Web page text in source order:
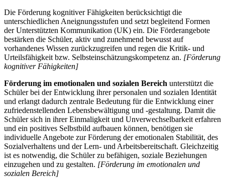
Die Förderung kognitiver Fähigkeiten berücksichtigt die
unterschiedlichen Aneignungsstufen und setzt begleitend Formen
der Unterstützten Kommunikation (UK) ein. Die Förderangebote
bestärken die Schüler, aktiv und zunehmend bewusst auf
vorhandenes Wissen zurückzugreifen und regen die Kritik- und
Urteilsfähigkeit bzw. Selbsteinschätzungskompetenz an. [Förderung
kognitiver Fähigkeiten]
Förderung im emotionalen und sozialen Bereich unterstützt die
Schüler bei der Entwicklung ihrer personalen und sozialen Identität
und erlangt dadurch zentrale Bedeutung für die Entwicklung einer
zufriedenstellenden Lebensbewältigung und -gestaltung. Damit die
Schüler sich in ihrer Einmaligkeit und Unverwechselbarkeit erfahren
und ein positives Selbstbild aufbauen können, benötigen sie
individuelle Angebote zur Förderung der emotionalen Stabilität, des
Sozialverhaltens und der Lern- und Arbeitsbereitschaft. Gleichzeitig
ist es notwendig, die Schüler zu befähigen, soziale Beziehungen
einzugehen und zu gestalten. [Förderung im emotionalen und
sozialen Bereich]